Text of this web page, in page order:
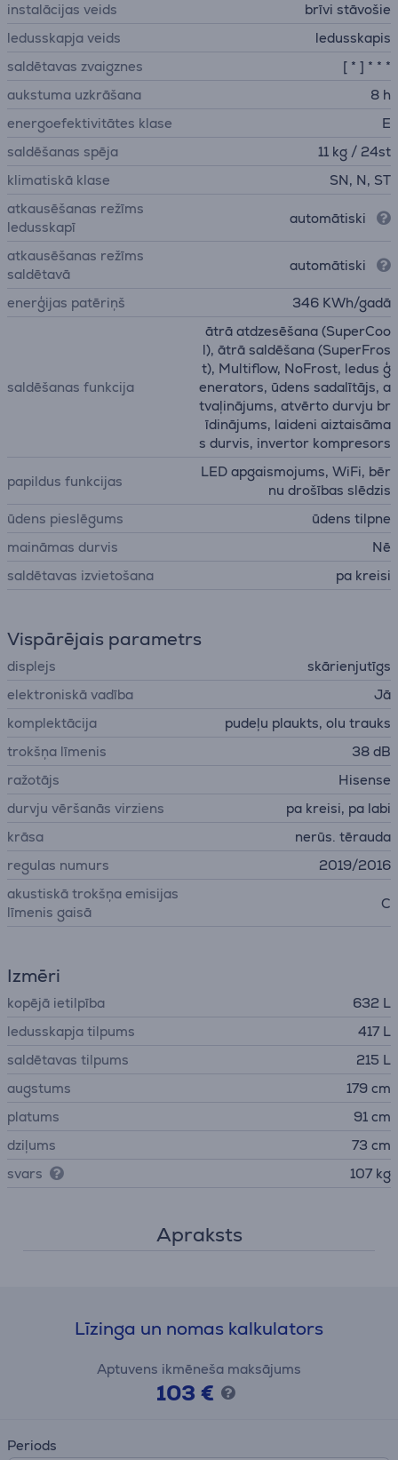
instalācijas veids
brīvi stāvošie
ledusskapja veids
ledusskapis
saldētavas zvaigznes
[ * ] * * *
aukstuma uzkrāšana
8 h
energoefektivitātes klase
E
saldēšanas spēja
11 kg / 24st
klimatiskā klase
SN, N, ST
atkausēšanas režīms
ledusskapī
automātiski
atkausēšanas režīms
saldētavā
automātiski
enerģijas patēriņš 346 KWh/gadā
saldēšanas funkcija
ātrā atdzesēšana (SuperCoo
l), ātrā saldēšana (SuperFros
t), Multiflow, NoFrost, ledus ģ
enerators, ūdens sadalītājs, a
tvaļinājums, atvērto durvju br
īdinājums, laideni aiztaisāma
s durvis, invertor kompresors
papildus funkcijas
LED apgaismojums, WiFi, bēr
nu drošības slēdzis
ūdens pieslēgums
ūdens tilpne
maināmas durvis
Nē
saldētavas izvietošana
pa kreisi
Vispārējais parametrs
displejs
skārienjutīgs
elektroniskā vadība
Jā
komplektācija
pudeļu plaukts, olu trauks
trokšņa līmenis
38 dB
ražotājs
Hisense
durvju vēršanās virziens
pa kreisi, pa labi
krāsa
nerūs. tērauda
regulas numurs
2019/2016
akustiskā trokšņa emisijas
līmenis gaisā
C
Izmēri
kopējā ietilpība
632 L
ledusskapja tilpums
417 L
saldētavas tilpums
215 L
augstums
179 cm
platums
91 cm
dziļums
73 cm
svars
107 kg
Apraksts
Līzinga un nomas kalkulators
Aptuvens ikmēneša maksājums
103 €
Periods